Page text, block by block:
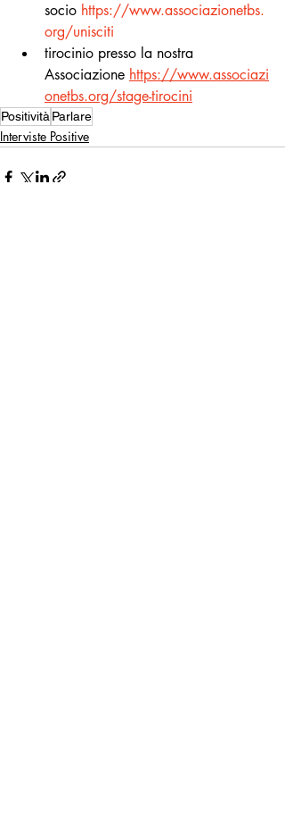
socio https://www.associazionetbs.
org/unisciti
tirocinio presso la nostra
Associazione https://www.associazi
onetbs.org/stage-tirocini
Positività Parlare
Interviste Positive